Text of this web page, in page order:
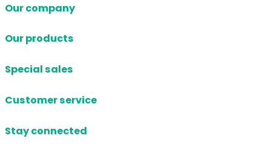
Our company
Our products
Special sales
Customer service
Stay connected